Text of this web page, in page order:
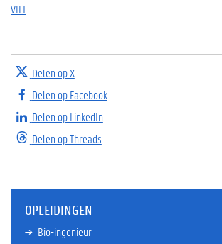
VILT
Delen op X
Delen op Facebook
Delen op LinkedIn
Delen op Threads
OPLEIDINGEN
Bio-ingenieur